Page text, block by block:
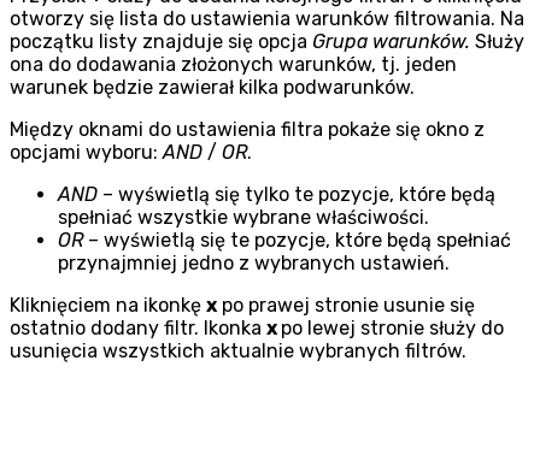
otworzy się lista do ustawienia warunków filtrowania. Na
początku listy znajduje się opcja Grupa warunków. Służy
ona do dodawania złożonych warunków, tj. jeden
warunek będzie zawierał kilka podwarunków.
Między oknami do ustawienia filtra pokaże się okno z
opcjami wyboru:AND / OR.
AND – wyświetlą się tylko te pozycje, które będą
spełniać wszystkie wybrane właściwości.
OR– wyświetlą się te pozycje, które będą spełniać
przynajmniej jedno z wybranych ustawień.
Kliknięciem na ikonkę x po prawej stronie usunie się
ostatnio dodany filtr. Ikonka x po lewej stronie służy do
usunięcia wszystkich aktualnie wybranych filtrów.